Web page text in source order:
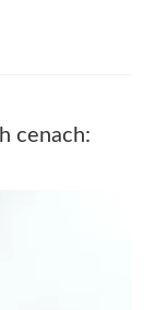
cenach: